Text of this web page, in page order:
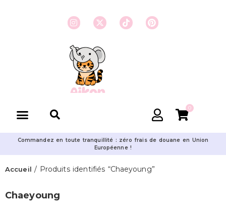
0
Commandez en toute tranquillité : zéro frais de douane en Union
Européenne !
Accueil / Produits identifiés “Chaeyoung”
Chaeyoung